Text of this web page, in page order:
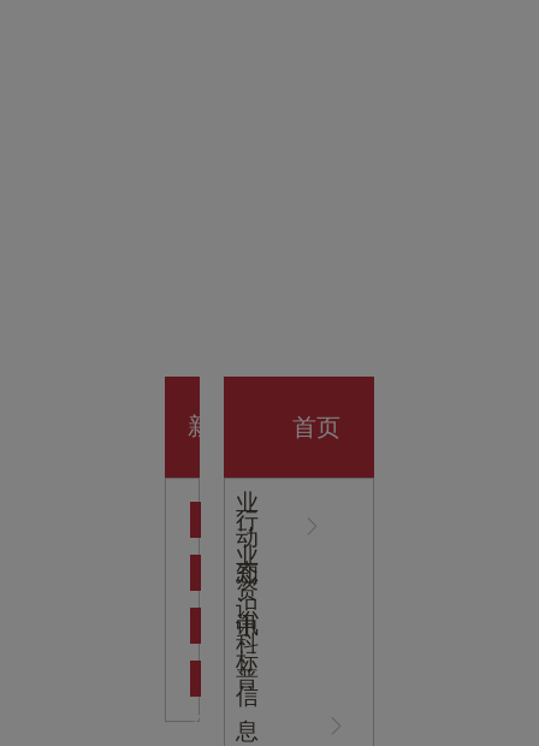
开业大
吉
新
心
业
动
态
行
业
资
讯
知
识
科
普
中
标
信
息
首页